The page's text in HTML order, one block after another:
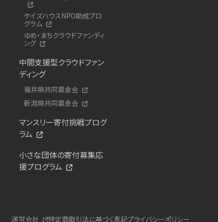
ケイズハウスNPO助成プロ
グラム
ゆめ・まちクラウドファンディ
ング
中間支援型クラウドファン
ディング
福井県共同募金会
新潟県共同募金会
マンスリー寄付挑戦プログ
ラム
小さな団体の寄付募集応
援プログラム
運営会社 特定商取引法に基づく表記プライバシーポリシー